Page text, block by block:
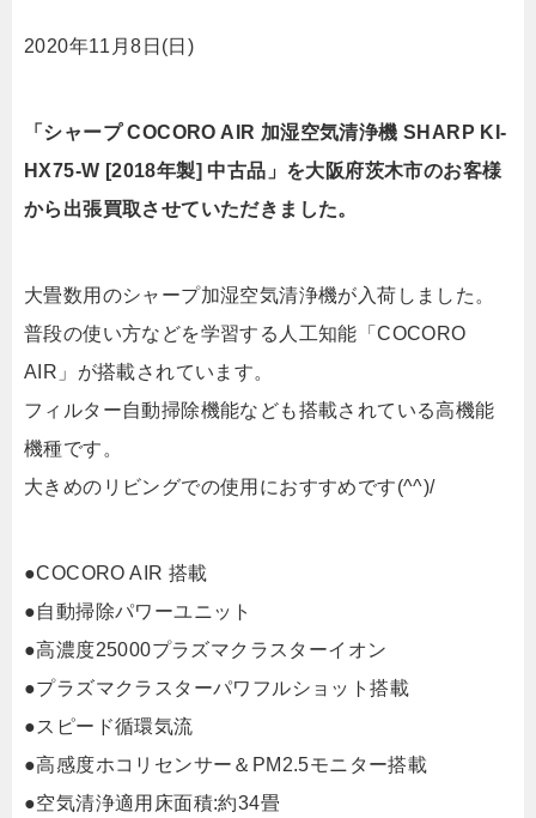
2020年11月8日(日)
「シャープ COCORO AIR 加湿空気清浄機 SHARP KI-
HX75-W [2018年製] 中古品」を大阪府茨木市のお客様
から出張買取させていただきました。
大畳数用のシャープ加湿空気清浄機が入荷しました。
普段の使い方などを学習する人工知能「COCORO
AIR」が搭載されています。
フィルター自動掃除機能なども搭載されている高機能
機種です。
大きめのリビングでの使用におすすめです(^^)/
●COCORO AIR 搭載
●自動掃除パワーユニット
●高濃度25000プラズマクラスターイオン
●プラズマクラスターパワフルショット搭載
●スピード循環気流
●高感度ホコリセンサー＆PM2.5モニター搭載
●空気清浄適用床面積:約34畳